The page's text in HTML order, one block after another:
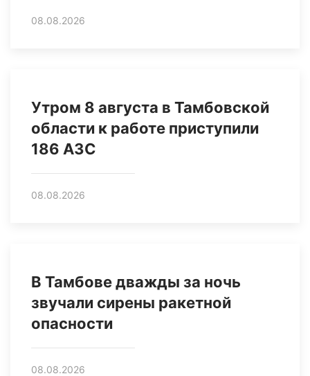
08.08.2026
Утром 8 августа в Тамбовской
области к работе приступили
186 АЗС
08.08.2026
В Тамбове дважды за ночь
звучали сирены ракетной
опасности
08.08.2026